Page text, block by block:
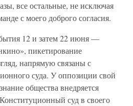
все остальные, не исключая
с моего доброго согласия.
12 и затем 22 июня —
пикетирование
напрямую связаны с
суда. У оппозиции свой
общества внедряется
суд в своего